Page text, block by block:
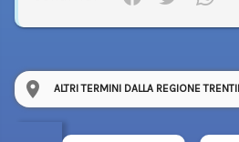
ALTRI TERMINI DALLA REGIONE